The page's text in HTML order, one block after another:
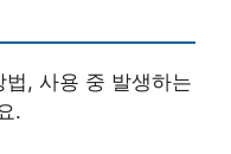
, 사용 중 발생하는
.